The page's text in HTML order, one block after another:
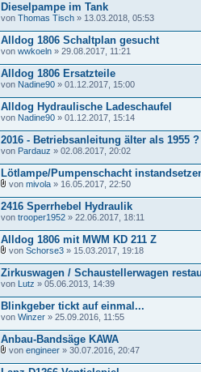
Dieselpampe im Tank
von Thomas Tisch » 13.03.2018, 05:53
Alldog 1806 Schaltplan gesucht
von wwkoeln » 29.08.2017, 11:21
Alldog 1806 Ersatzteile
von Nadine90 » 01.12.2017, 15:00
Alldog Hydraulische Ladeschaufel
von Nadine90 » 01.12.2017, 15:14
2016 - Betriebsanleitung älter als 1955 ?
von Pardauz » 02.08.2017, 20:02
Lötlampe/Pumpenschacht
von mivola » 16.05.2017, 22:50
2416 Sperrhebel Hydraulik
von trooper1952 » 22.06.2017, 18:11
Alldog 1806 mit MWM KD 211 Z
von Schorse3 » 15.03.2017, 19:18
Zirkuswagen / Schaustellerwagen
von Lutz » 05.06.2013, 14:39
Blinkgeber tickt auf einmal...
von Winzer » 25.09.2016, 11:55
Anbau-Bandsäge KAWA
von engineer » 30.07.2016, 20:47